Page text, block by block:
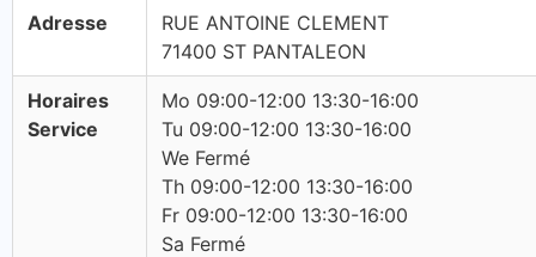
Adresse
RUE ANTOINE CLEMENT
71400 ST PANTALEON
Horaires
Service
Mo 09:00-12:00 13:30-16:00
Tu 09:00-12:00 13:30-16:00
We Fermé
Th 09:00-12:00 13:30-16:00
Fr 09:00-12:00 13:30-16:00
Sa Fermé